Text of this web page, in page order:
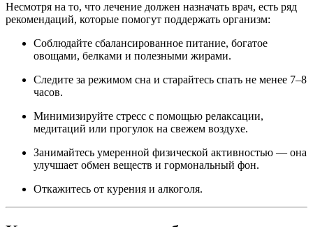
Несмотря на то, что лечение должен назначать врач, есть ряд
рекомендаций, которые помогут поддержать организм:
Соблюдайте сбалансированное питание, богатое
овощами, белками и полезными жирами.
Следите за режимом сна и старайтесь спать не менее 7–8
часов.
Минимизируйте стресс с помощью релаксации,
медитаций или прогулок на свежем воздухе.
Занимайтесь умеренной физической активностью — она
улучшает обмен веществ и гормональный фон.
Откажитесь от курения и алкоголя.